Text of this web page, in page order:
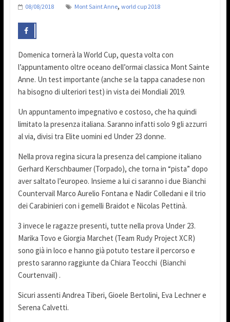
08/08/2018 Mont Saint Anne, world cup 2018
Domenica tornerà la World Cup, questa volta con
l’appuntamento oltre oceano dell’ormai classica Mont Sainte
Anne. Un test importante (anche se la tappa canadese non
ha bisogno di ulteriori test) in vista dei Mondiali 2019.
Un appuntamento impegnativo e costoso, che ha quindi
limitato la presenza italiana. Saranno infatti solo 9 gli azzurri
al via, divisi tra Elite uomini ed Under 23 donne.
Nella prova regina sicura la presenza del campione italiano
Gerhard Kerschbaumer (Torpado), che torna in “pista” dopo
aver saltato l’europeo. Insieme a lui ci saranno i due Bianchi
Countervail Marco Aurelio Fontana e Nadir Colledani e il trio
dei Carabinieri con i gemelli Braidot e Nicolas Pettinà.
3 invece le ragazze presenti, tutte nella prova Under 23.
Marika Tovo e Giorgia Marchet (Team Rudy Project XCR)
sono già in loco e hanno già potuto testare il percorso e
presto saranno raggiunte da Chiara Teocchi (Bianchi
Courtenvail) .
Sicuri assenti Andrea Tiberi, Gioele Bertolini, Eva Lechner e
Serena Calvetti.